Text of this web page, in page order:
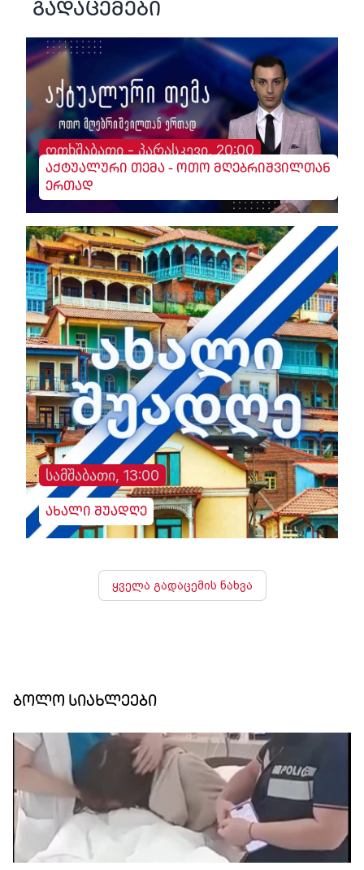
გადაცემები
ოთხშაბათი - პარასკევი, 20:00
აქტუალური თემა - ოთო მღებრიშვილთან
ერთად
სამშაბათი, 13:00
ახალი შუადღე
ყველა გადაცემის ნახვა
ბოლო სიახლეები